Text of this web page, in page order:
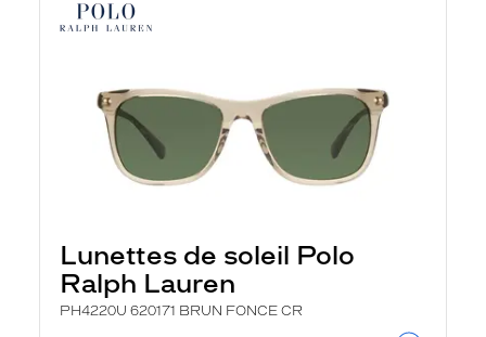
Lunettes de soleil Polo
Ralph Lauren
PH4220U 620171 BRUN FONCE CR